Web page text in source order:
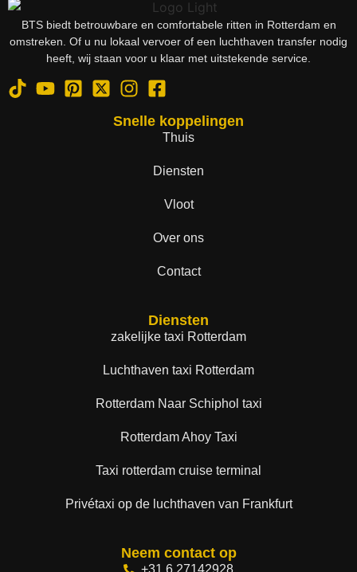
BTS biedt betrouwbare en comfortabele ritten in Rotterdam en
omstreken. Of u nu lokaal vervoer of een luchthaven transfer nodig
heeft, wij staan voor u klaar met uitstekende service.
Snelle koppelingen
Thuis
Diensten
Vloot
Over ons
Contact
Diensten
zakelijke taxi Rotterdam
Luchthaven taxi Rotterdam
Rotterdam Naar Schiphol taxi
Rotterdam Ahoy Taxi
Taxi rotterdam cruise terminal
Privétaxi op de luchthaven van Frankfurt
Neem contact op
+31 6 27142928